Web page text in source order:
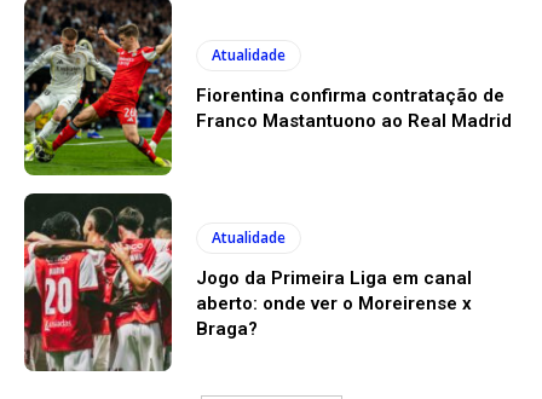
Atualidade
Fiorentina confirma contratação de
Franco Mastantuono ao Real Madrid
Atualidade
Jogo da Primeira Liga em canal
aberto: onde ver o Moreirense x
Braga?